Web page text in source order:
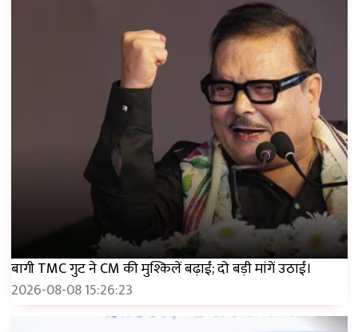
बागी TMC गुट ने CM की मुश्किलें बढ़ाईं; दो बड़ी मांगें उठाईं।
2026-08-08 15:26:23